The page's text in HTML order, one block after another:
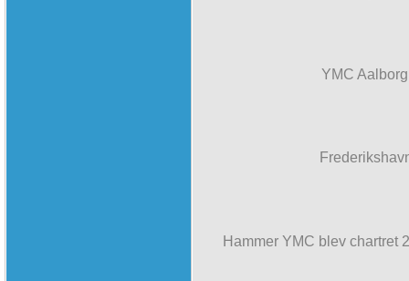
YMC
Hammer YMC blev chartret